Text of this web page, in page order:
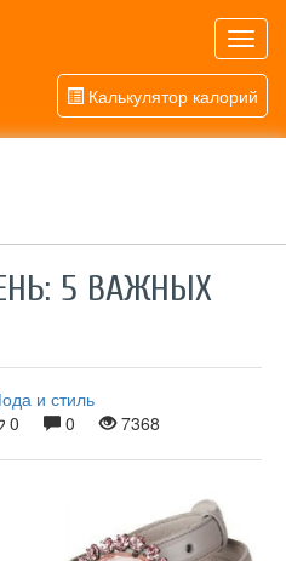
Калькулятор калорий
5 ВАЖНЫХ
и стиль
0 0 7368